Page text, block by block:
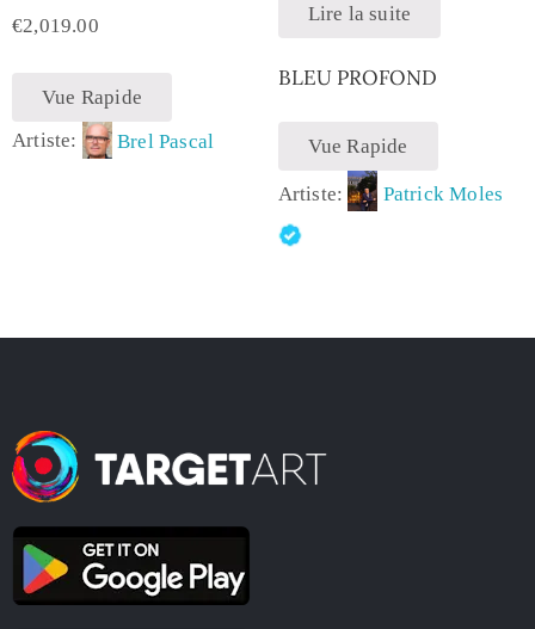
€2,019.00
Vue Rapide
Artiste:
Brel Pascal
Lire la suite
BLEU PROFOND
Vue Rapide
Artiste: Patrick Moles